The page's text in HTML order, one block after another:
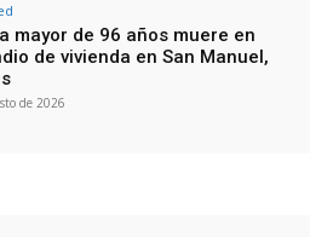
mayor de 96 años muere en
de vivienda en San Manuel,
de 2026